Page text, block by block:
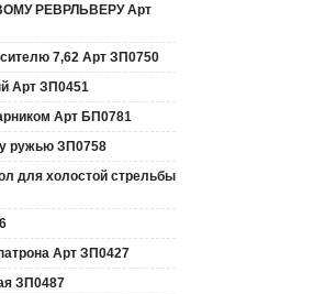
РЕВРЛЬВЕРУ Арт
7,62 Арт ЗП0750
Арт ЗП0451
Арт БП0781
ружью ЗП0758
для холостой стрельбы
Арт ЗП0427
ЗП0487